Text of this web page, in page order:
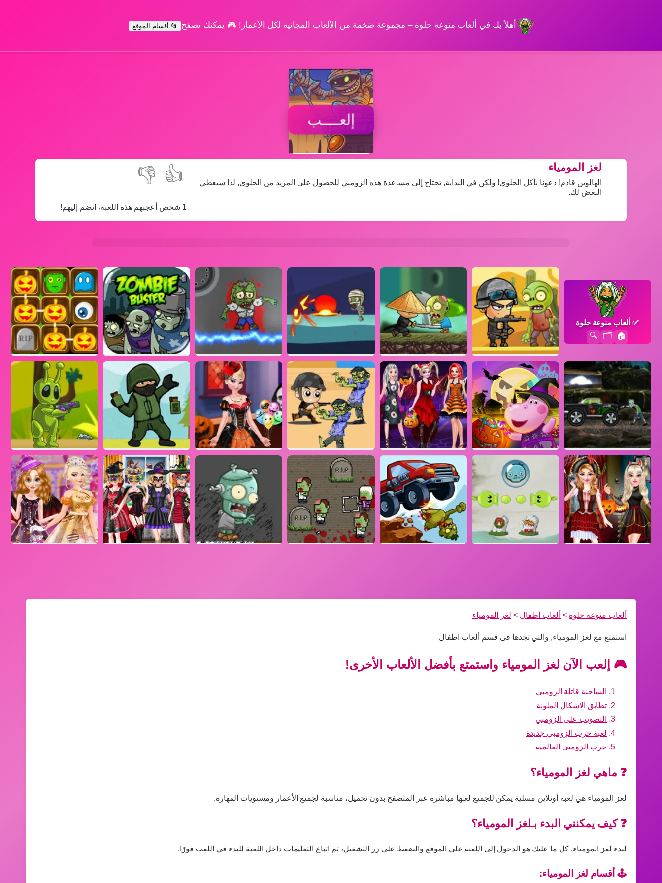
أهلاً بك في ألعاب منوعة حلوة – مجموعة ضخمة من الألعاب المجانية لكل الأعمار! 🎮 يمكنك تصفح 📂 أقسام الموقع
إلعــــب
👍
👎
1 شخص أعجبهم هذه اللعبة، انضم إليهم!
لغز المومياء
الهالوين قادم! دعونا نأكل الحلوى! ولكن في البداية, تحتاج إلى مساعدة هذه الزومبي للحصول على المزيد من الحلوى, لذا سيعطي
البعض لك.
✅ألعاب منوعة حلوة
🏠
🗂️
🔍
ألعاب منوعة حلوة > ألعاب اطفال > لغز المومياء
استمتع مع لغز المومياء, والتي تجدها فى قسم ألعاب اطفال
🎮 إلعب الآن لغز المومياء واستمتع بأفضل الألعاب الأخرى!
الشاحنة قاتلة الزومبي
تطابق الاشكال الملونة
التصويب على الزومبي
لعبة حرب الزومبي جديدة
حرب الزومبي العالمية
❓ ماهي لغز المومياء؟
لغز المومياء هي لعبة أونلاين مسلية يمكن للجميع لعبها مباشرة عبر المتصفح بدون تحميل، مناسبة لجميع الأعمار ومستويات المهارة.
❓ كيف يمكنني البدء بـلغز المومياء؟
لبدء لغز المومياء, كل ما عليك هو الدخول إلى اللعبة على الموقع والضغط على زر التشغيل، ثم اتباع التعليمات داخل اللعبة للبدء في اللعب فورًا.
🕹️ أقسام لغز المومياء: